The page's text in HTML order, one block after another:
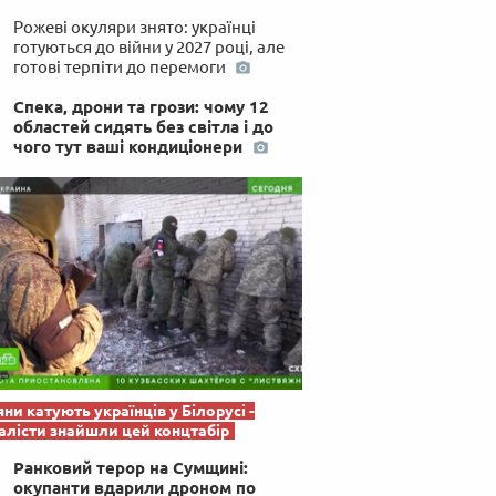
Рожеві окуляри знято: українці
готуються до війни у 2027 році, але
готові терпіти до перемоги
Спека, дрони та грози: чому 12
областей сидять без світла і до
чого тут ваші кондиціонери
катують українців у Білорусі -
знайшли цей концтабір
Ранковий терор на Сумщині:
окупанти вдарили дроном по